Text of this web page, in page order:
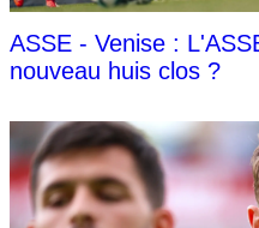
ASSE - Venise :
nouveau huis clos ?